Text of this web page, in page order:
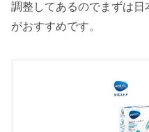
調整してあるのでまずは
がおすすめです。